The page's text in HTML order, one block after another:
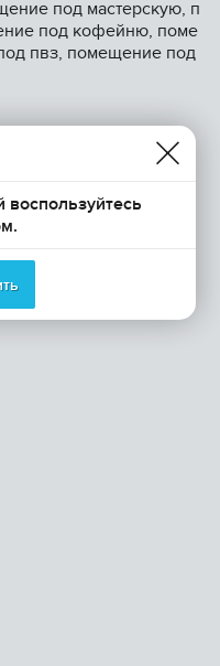
под мастерскую, п
под кофейню, поме
пвз, помещение под